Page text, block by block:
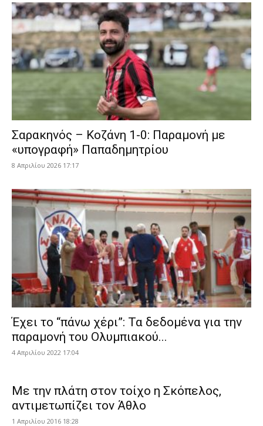
Σαρακηνός – Κοζάνη 1-0: Παραμονή με
«υπογραφή» Παπαδημητρίου
8 Απριλίου 2026 17:17
Έχει το “πάνω χέρι”: Τα δεδομένα για την
παραμονή του Ολυμπιακού...
4 Απριλίου 2022 17:04
Με την πλάτη στον τοίχο η Σκόπελος,
αντιμετωπίζει τον Άθλο
1 Απριλίου 2016 18:28